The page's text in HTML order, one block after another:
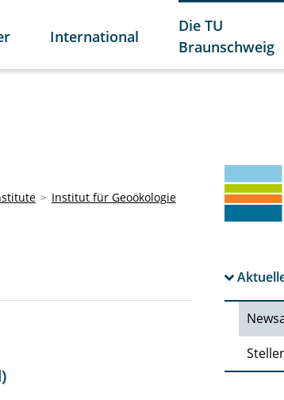
International
Die TU
Braunschweig
Institut für Geoökologie